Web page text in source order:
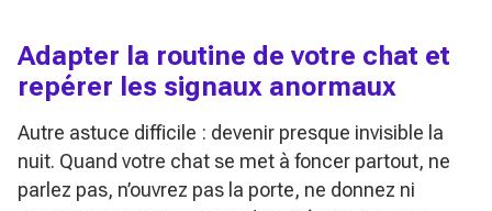
Adapter la routine de votre chat et
repérer les signaux anormaux
Autre astuce difficile : devenir presque invisible la
nuit. Quand votre chat se met à foncer partout, ne
parlez pas, n’ouvrez pas la porte, ne donnez ni